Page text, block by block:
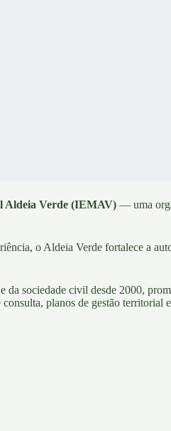
Aldeia Verde (IEMAV) — uma
o Aldeia Verde fortalece a
sociedade civil desde 2000,
planos de gestão territorial